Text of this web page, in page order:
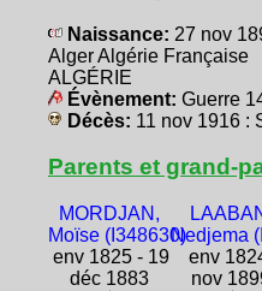
Naissance: 27 nov
Alger Algérie Française
ALGÉRIE
Évènement: Guerre
Décès: 11 nov 1916 :
Parents et grand-
MORDJAN,
Moïse (I348630)
env 1825 - 19
déc 1883
Nedjema
env
nov